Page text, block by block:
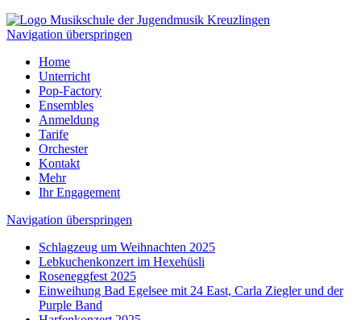
Navigation überspringen
Home
Unterricht
Pop-Factory
Ensembles
Anmeldung
Tarife
Orchester
Kontakt
Mehr
Ihr Engagement
Navigation überspringen
Schlagzeug um Weihnachten 2025
Lebkuchenkonzert im Hexehüsli
Roseneggfest 2025
Einweihung Bad Egelsee mit 24 East, Carla Ziegler und der
Purple Band